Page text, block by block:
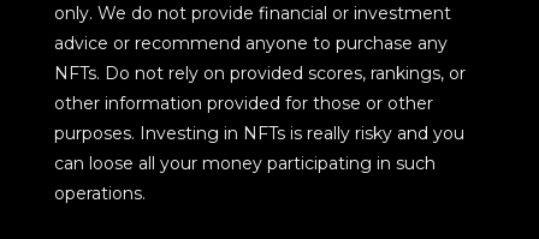
only. We do not provide financial or investment
advice or recommend anyone to purchase any
NFTs. Do not rely on provided scores, rankings, or
other information provided for those or other
purposes. Investing in NFTs is really risky and you
can loose all your money participating in such
operations.